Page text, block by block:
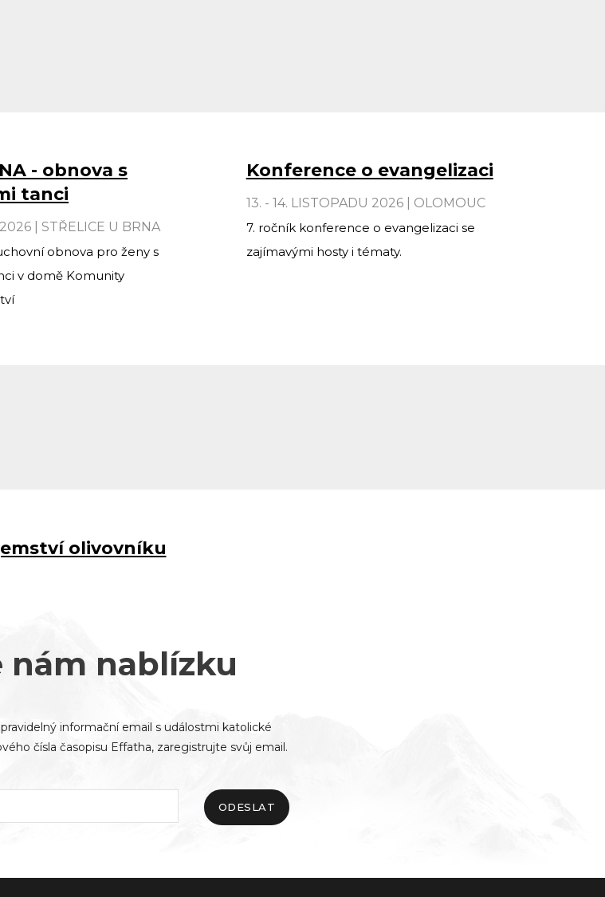
- obnova s
tanci
2026 | STŘELICE U BRNA
obnova pro ženy s
v domě Komunity
Konference o evangelizaci
13. - 14. LISTOPADU 2026 | OLOMOUC
7. ročník konference o evangelizaci se
zajímavými hosty i tématy.
olivovníku
nám nablízku
informační email s událostmi katolické
čísla časopisu Effatha, zaregistrujte svůj email.
ODESLAT